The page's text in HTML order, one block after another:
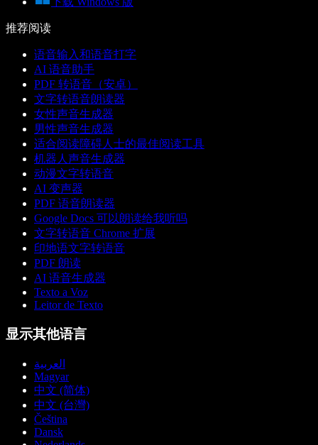
推荐阅读
语音输入和语音打字
AI 语音助手
PDF 转语音（安卓）
文字转语音朗读器
女性声音生成器
男性声音生成器
适合阅读障碍人士的最佳阅读工具
机器人声音生成器
动漫文字转语音
AI 变声器
PDF 语音朗读器
Google Docs 可以朗读给我听吗
文字转语音 Chrome 扩展
印地语文字转语音
PDF 朗读
AI 语音生成器
Texto a Voz
Leitor de Texto
显示其他语言
العربية
Magyar
中文 (简体)
中文 (台灣)
Čeština
Dansk